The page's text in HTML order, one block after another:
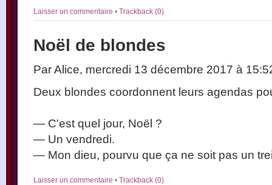
Laisser un commentaire • Trackback (0)
Noël de blondes
Par Alice, mercredi 13 décembre 2017 à
Deux blondes coordonnent leurs agendas
— C'est quel jour, Noël ?
— Un vendredi.
— Mon dieu, pourvu que ça ne soit pas un
Laisser un commentaire • Trackback (0)